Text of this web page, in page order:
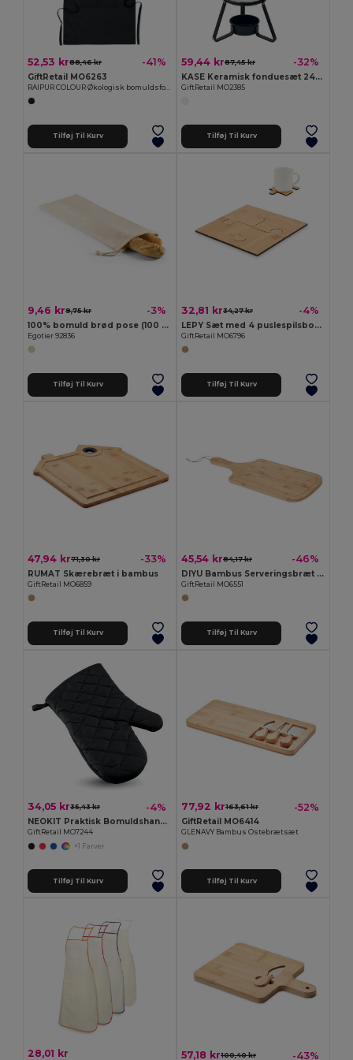
52,53 kr88,46 kr -41%
GiftRetail MO6263
Tilføj Til Kurv
59,44 kr87,45 kr -32%
KASE Keramisk fonduesæt 240 ml
GiftRetail MO2385
Tilføj Til Kurv
9,46 kr9,75 kr -3%
100% bomuld brød pose (100 g/m²)
Egotier 92836
Tilføj Til Kurv
32,81 kr34,27 kr -4%
LEPY Sæt med 4 puslespilsbordskåner
GiftRetail MO6796
Tilføj Til Kurv
47,94 kr71,30 kr -33%
RUMAT Skærebræt i bambus
GiftRetail MO6859
Tilføj Til Kurv
45,54 kr84,17 kr -46%
DIYU Bambus Serveringsbræt med Naturlig Jutereb
GiftRetail MO6551
Tilføj Til Kurv
34,05 kr35,43 kr -4%
NEOKIT Praktisk Bomuldshandske til Ovnbrug med Gummi
GiftRetail MO7244
+1 Farver
Tilføj Til Kurv
77,92 kr163,61 kr -52%
GiftRetail MO6414
GLENAVY Bambus Ostebrætsæt
Tilføj Til Kurv
28,01 kr 57,18 kr100,40 kr -43%